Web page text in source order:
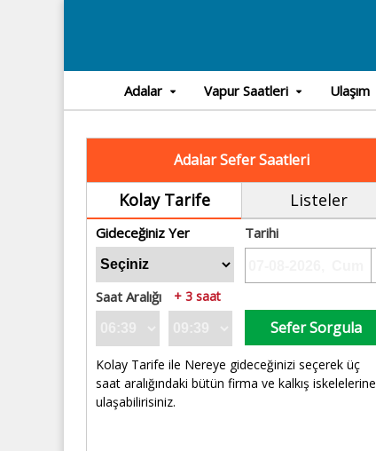
Adalar Vapur Saatleri Ulaşım
Adalar Sefer Saatleri
Kolay Tarife Listeler
Gideceğiniz Yer Tarihi
Saat Aralığı + 3 saat
Sefer Sorgula
Kolay Tarife ile Nereye gideceğinizi seçerek üç
saat aralığındaki bütün firma ve kalkış iskelelerine
ulaşabilirisiniz.